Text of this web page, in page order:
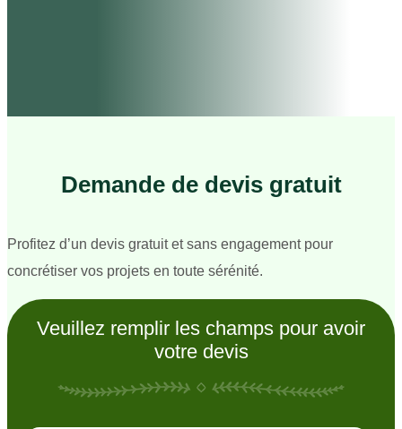
Demande de devis gratuit
Profitez d’un devis gratuit et sans engagement pour
concrétiser vos projets en toute sérénité.
Veuillez remplir les champs pour avoir
votre devis